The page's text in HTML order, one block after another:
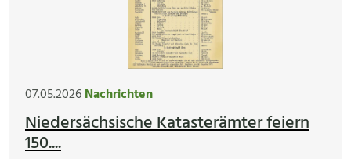
07.05.2026Nachrichten
Niedersächsische Katasterämter feiern
150....